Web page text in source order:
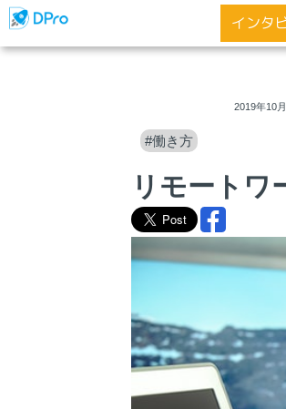
インタ
2019年10
#働き方
リモートワ